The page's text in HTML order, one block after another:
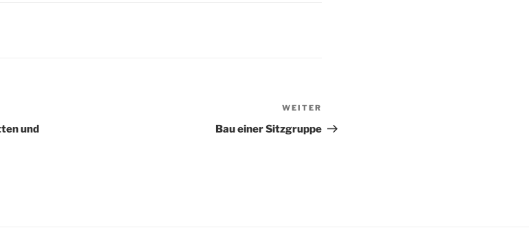
und
Beitrag
WEITER
Bau einer Sitzgruppe